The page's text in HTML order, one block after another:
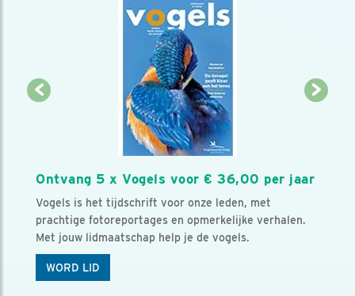
Ontvang 5 x Vogels voor € 36,00 per jaar
Vogels is het tijdschrift voor onze leden, met
prachtige fotoreportages en opmerkelijke verhalen.
Met jouw lidmaatschap help je de vogels.
WORD LID